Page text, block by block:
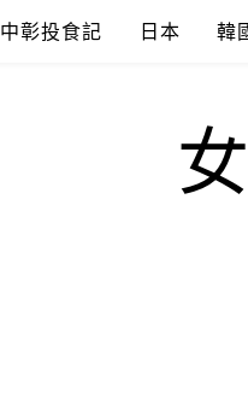
中彰投食記 日本 韓